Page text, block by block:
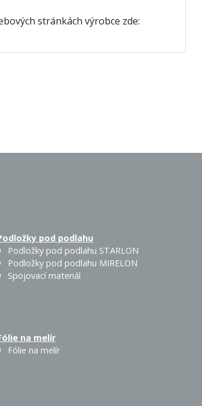
stránkách výrobce zde:
pod podlahu
Podložky pod podlahu STARLON
Podložky pod podlahu MIRELON
Spojovací materiál
na melír
Fólie na melír